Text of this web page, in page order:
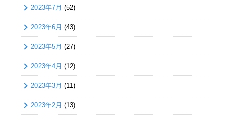
2023年7月 (52)
2023年6月 (43)
2023年5月 (27)
2023年4月 (12)
2023年3月 (11)
2023年2月 (13)